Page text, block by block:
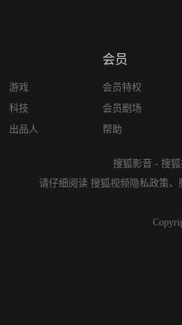
游戏
科技
出品人
会员
会员特权
会员剧场
帮助
搜狐影音 - 搜
请仔细阅读 搜狐视频隐私政策、